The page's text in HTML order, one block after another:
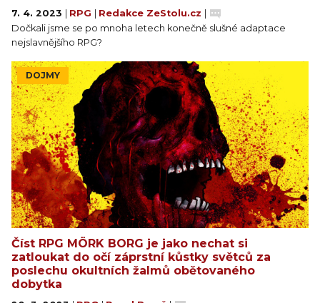
7. 4. 2023 RPG Redakce ZeStolu.cz
Dočkali jsme se po mnoha letech konečně slušné adaptace
nejslavnějšího RPG?
DOJMY
Číst RPG MÖRK BORG je jako nechat si
zatloukat do očí záprstní kůstky světců za
poslechu okultních žalmů obětovaného
dobytka